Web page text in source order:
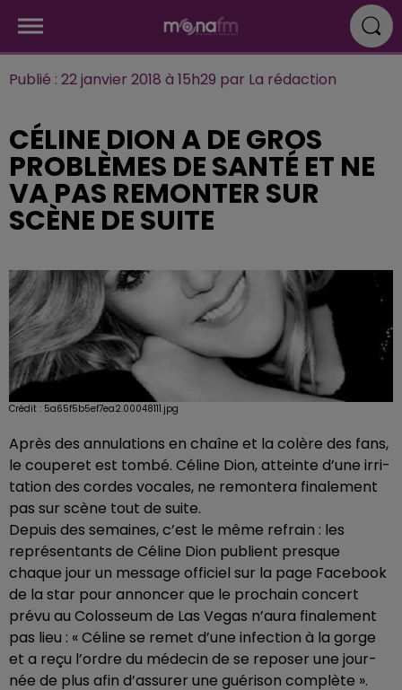
Publié : 22 janvier 2018 à 15h29 par La rédaction
CÉLINE DION A DE GROS
PROBLÈMES DE SANTÉ ET NE
VA PAS REMONTER SUR
SCÈNE DE SUITE
Crédit : 5a65f5b5ef7ea2.00048111.jpg
Après des annu­la­tions en chaîne et la colère des fans,
le coupe­ret est tombé. Céline Dion, atteinte d’une irri­
ta­tion des cordes vocales, ne remon­tera fina­le­ment
pas sur scène tout de suite.
Depuis des semaines, c’est le même refrain : les
repré­sen­tants de Céline Dion publient presque
chaque jour un message offi­ciel sur la page Face­book
de la star pour annon­cer que le prochain concert
prévu au Colos­seum de Las Vegas n’aura fina­le­ment
pas lieu : « Céline se remet d’une infec­tion à la gorge
et a reçu l’ordre du méde­cin de se repo­ser une jour­
née de plus afin d’as­su­rer une guéri­son complète ».